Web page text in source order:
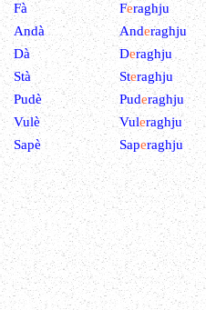
Fà
Feraghju
Andà
Anderaghju
Dà
Deraghju
Stà
Steraghju
Pudè
Puderaghju
Vulè
Vuleraghju
Sapè
Saperaghju